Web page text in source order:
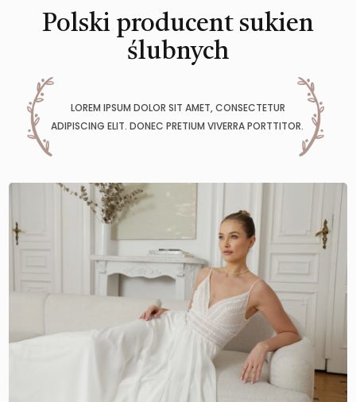
Polski producent sukien
ślubnych
LOREM IPSUM DOLOR SIT AMET, CONSECTETUR
ADIPISCING ELIT. DONEC PRETIUM VIVERRA PORTTITOR.